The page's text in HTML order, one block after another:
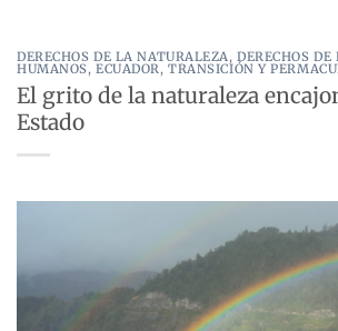
DERECHOS DE LA NATURALEZA,DERECHOS
HUMANOS,ECUADOR,TRANSICIÓN Y
El grito de la naturaleza
Estado